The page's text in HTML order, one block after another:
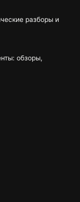
разборы и
обзоры,